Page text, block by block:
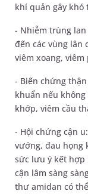
khí quản gây
- Nhiễm trùng
đến các vùng lân
viêm xoang, viêm
- Biến chứng
khuẩn nếu
khớp, viêm cầu
- Hội chứng cận
vướng, đau họng
sức lưu ý kết hợp
cận lâm sàng
thư amidan có